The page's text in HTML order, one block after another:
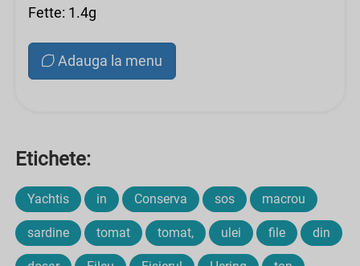
Fette: 1.4g
Adauga la menu
Etichete:
Yachtis in Conserva sos macrou
sardine tomat tomat, ulei file din